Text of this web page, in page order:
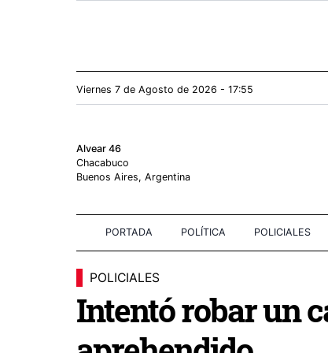
Viernes 7 de Agosto de 2026 - 17:55
Alvear 46
Chacabuco
Buenos Aires, Argentina
PORTADA POLÍTICA POLICIALES
POLICIALES
Intentó robar un